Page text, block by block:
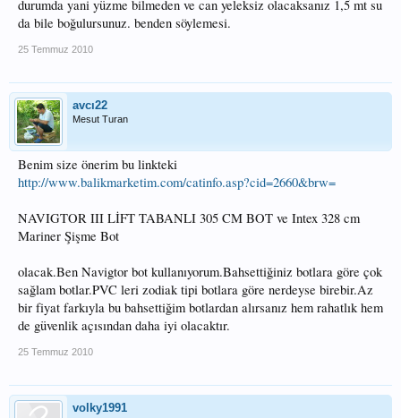
durumda yani yüzme bilmeden ve can yeleksiz olacaksanız 1,5 mt su
da bile boğulursunuz. benden söylemesi.
25 Temmuz 2010
avcı22
Mesut Turan
Benim size önerim bu linkteki
http://www.balikmarketim.com/catinfo.asp?cid=2660&brw=
NAVIGTOR III LİFT TABANLI 305 CM BOT ve Intex 328 cm
Mariner Şişme Bot
olacak.Ben Navigtor bot kullanıyorum.Bahsettiğiniz botlara göre çok
sağlam botlar.PVC leri zodiak tipi botlara göre nerdeyse birebir.Az
bir fiyat farkıyla bu bahsettiğim botlardan alırsanız hem rahatlık hem
de güvenlik açısından daha iyi olacaktır.
25 Temmuz 2010
volky1991